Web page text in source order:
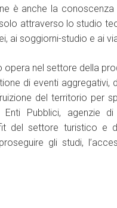
è anche la
attraverso lo studio
ai soggiorni-studio e ai
opera nel settore della
di eventi aggregativi,
del territorio per
Pubblici, agenzie
del settore turistico e
gli studi,